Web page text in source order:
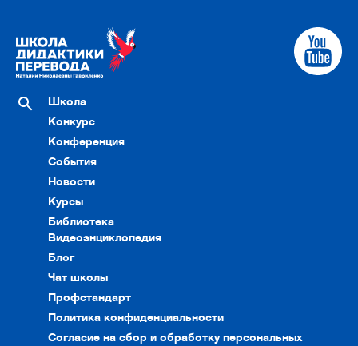
Школа
Конкурс
Конференция
События
Новости
Курсы
Библиотека
Видеоэнциклопедия
Блог
Чат школы
Профстандарт
Политика конфиденциальности
Согласие на сбор и обработку персональных